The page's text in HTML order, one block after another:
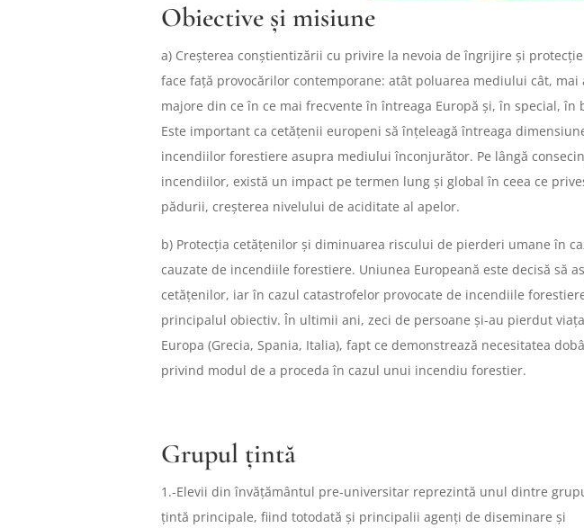
Obiective și misiune
a) Creșterea conștientizării cu privire la nevoia de îngrijire și
face față provocărilor contemporane: atât poluarea mediului cât, mai
majore din ce în ce mai frecvente în întreaga Europă și, în special, în
Este important ca cetățenii europeni să înțeleagă întreaga
incendiilor forestiere asupra mediului înconjurător. Pe lângă
incendiilor, există un impact pe termen lung și global în ceea ce
pădurii, creșterea nivelului de aciditate al apelor.
b) Protecția cetățenilor și diminuarea riscului de pierderi umane în
cauzate de incendiile forestiere. Uniunea Europeană este decisă să
cetățenilor, iar în cazul catastrofelor provocate de incendiile
principalul obiectiv. În ultimii ani, zeci de persoane și-au pierdut
Europa (Grecia, Spania, Italia), fapt ce demonstrează necesitatea
privind modul de a proceda în cazul unui incendiu forestier.
Grupul țintă
1.-Elevii din învățământul pre-universitar reprezintă unul dintre
țintă principale, fiind totodată și principalii agenți de diseminare și